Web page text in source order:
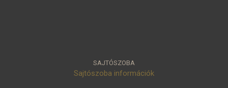
SAJTÓSZOBA
Sajtószoba információk